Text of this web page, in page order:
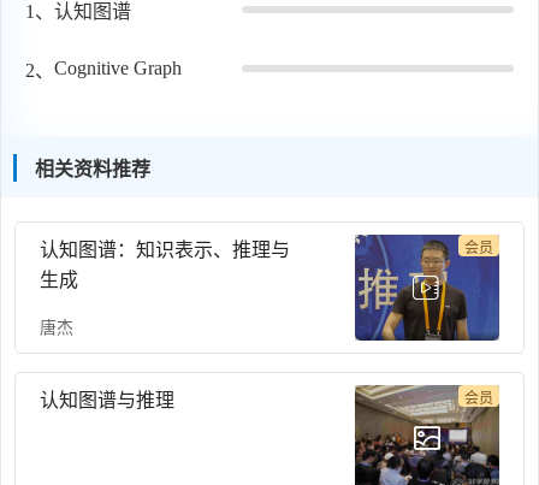
1、 认知图谱
2、 Cognitive Graph
相关资料推荐
认知图谱：知识表示、推理与
生成
唐杰
会员
认知图谱与推理 会员